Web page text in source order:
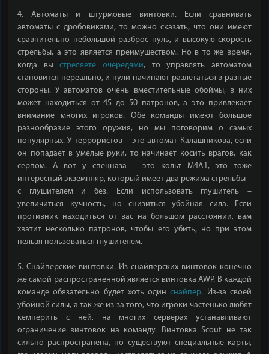
4. Автоматы и штурмовые винтовки. Если сравнивать
автоматы с дробовиками, то можно сказать, что они имеют
сравнительно небольшой разброс пуль, и высокую скорость
стрельбы, а это является преимуществом. Но в то же время,
когда выстреляете очередями, то управлять автоматом
становится нереально, и пули начинают разлетаться в разные
стороны. У автоматов очень вместительные обоймы, в них
может находиться от 45 до 50 патронов, а это привлекает
внимание многих игроков. Обе команды имеют большое
разнообразие этого оружия, но мы поговорим о самых
популярных. У террористов – это автомат Калашникова, если
он попадает в умелые руки, то начинает косить врагов, как
серпом. А вот у спецназа – это кольт М4А1, это тоже
интересный экземпляр, который имеет два режима стрельбы –
с глушителем и без. Если использовать глушитель –
увеличиться кучность, но снизиться убойная сила. Если
противник находиться от вас на большом расстоянии, вам
хватит несколько патронов, чтобы его убить, но при этом
нельзя пользоваться глушителем.
5. Снайперские винтовки. Из снайперских винтовок конечно
же самой распространенной является винтовка AWP. В каждой
команде обязательно будет хоть одинснайпер. Из-за своей
убойной силы, а так же из-за того, что игроки частенько любят
кемперить с ней, на многих серверах устанавливают
ограничение винтовок на команду. Винтовка Scout не так
сильно распространена, но существуют специальные карты,